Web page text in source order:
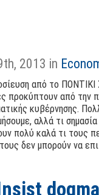
2013 in
από το
προκύπτουν από την
κυβέρνησης.
, αλλά τι
πολύ καλά τι τους
δεν μπορούν να